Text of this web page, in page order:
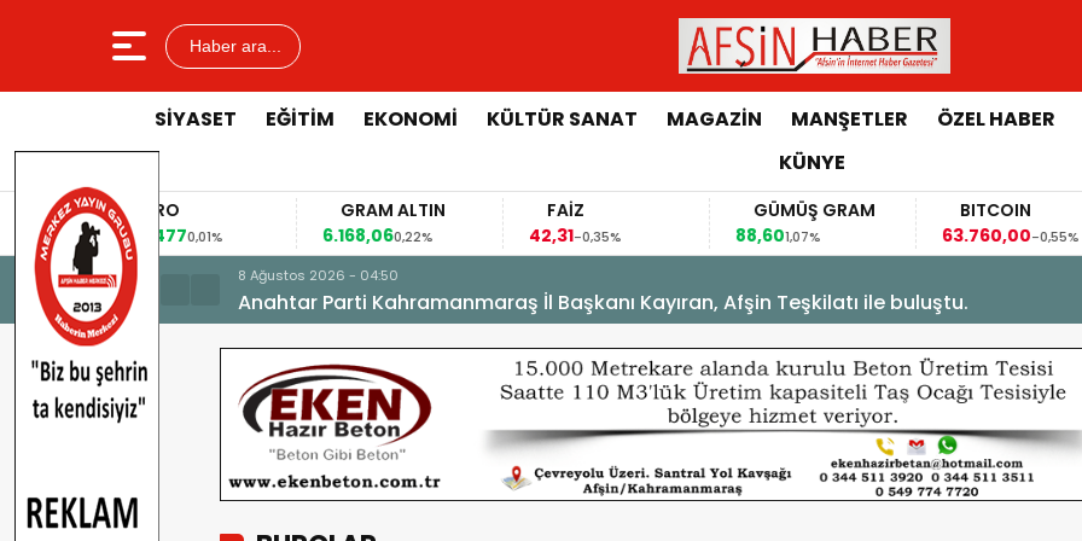
Haber ara...
SİYASET EĞİTİM EKONOMİ KÜLTÜR SANAT MAGAZİN MANŞETLER ÖZEL HABER
KÜNYE
EURO
53,84770,01%
GRAM ALTIN
6.168,060,22%
FAİZ
42,31-0,35%
GÜMÜŞ GRAM
88,601,07%
BITCOIN
63.760,00-0,55%
8 Ağustos 2026 - 04:50
Anahtar Parti Kahramanmaraş İl Başkanı Kayıran, Afşin Teşkilatı ile buluştu.